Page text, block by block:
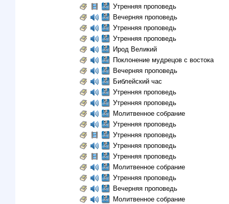
Утренняя проповедь
Вечерняя проповедь
Утренняя проповедь
Утренняя проповедь
Ирод Великий
Поклонение мудрецов c востока
Вечерняя проповедь
Библейский час
Утренняя проповедь
Утренняя проповедь
Молитвенное собрание
Утренняя проповедь
Утренняя проповедь
Утренняя проповедь
Утренняя проповедь
Молитвенное собрание
Утренняя проповедь
Вечерняя проповедь
Молитвенное собрание